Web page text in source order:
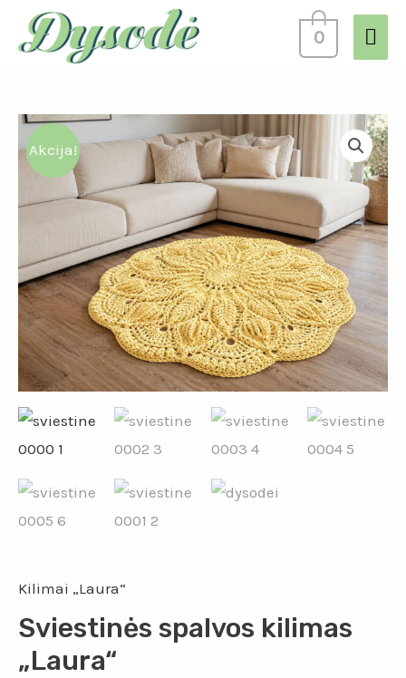
0
Akcija!
Kilimai „Laura“
Sviestinės spalvos kilimas
„Laura“